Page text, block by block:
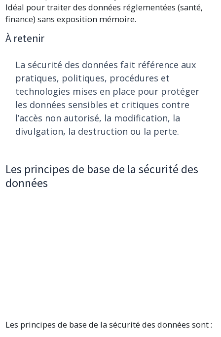
Idéal pour traiter des données réglementées (santé,
finance) sans exposition mémoire.
À retenir
La sécurité des données fait référence aux
pratiques, politiques, procédures et
technologies mises en place pour protéger
les données sensibles et critiques contre
l’accès non autorisé, la modification, la
divulgation, la destruction ou la perte.
Les principes de base de la sécurité des
données
Les principes de base de la sécurité des données sont :